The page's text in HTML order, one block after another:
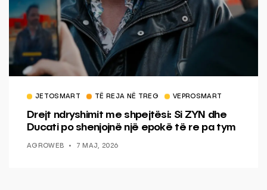
JETOSMART TË REJA NË TREG VEPROSMART
Drejt ndryshimit me shpejtësi: Si ZYN dhe
Ducati po shenjojnë një epokë të re pa tym
AGROWEB 7 MAJ, 2026